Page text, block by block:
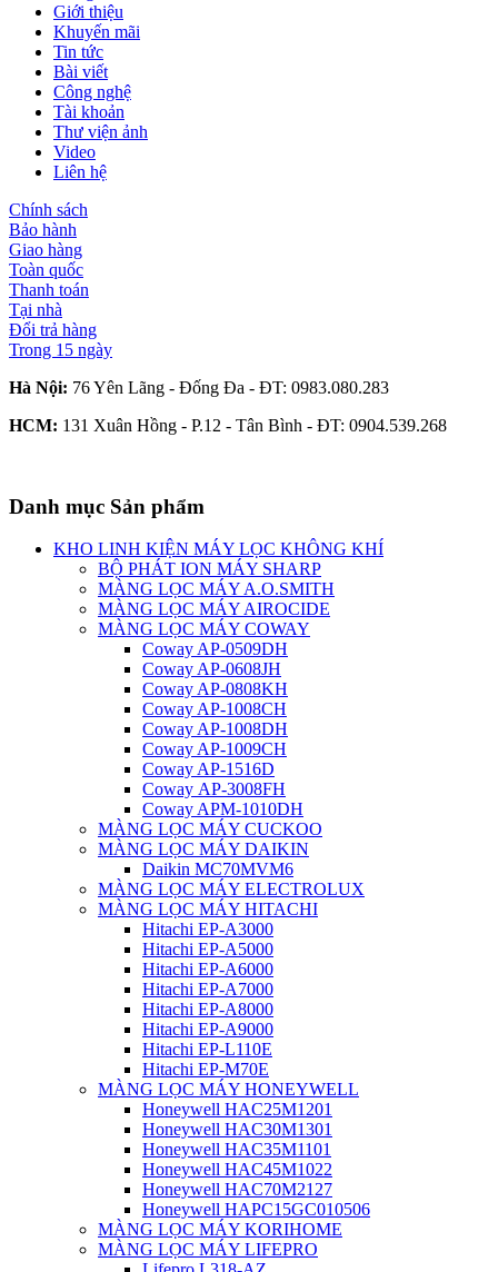
Giới thiệu
Khuyến mãi
Tin tức
Bài viết
Công nghệ
Tài khoản
Thư viện ảnh
Video
Liên hệ
Chính sách
Bảo hành
Giao hàng
Toàn quốc
Thanh toán
Tại nhà
Đổi trả hàng
Trong 15 ngày
Hà Nội: 76 Yên Lãng - Đống Đa - ĐT: 0983.080.283
HCM: 131 Xuân Hồng - P.12 - Tân Bình - ĐT: 0904.539.268
Danh mục Sản phẩm
KHO LINH KIỆN MÁY LỌC KHÔNG KHÍ
BỘ PHÁT ION MÁY SHARP
MÀNG LỌC MÁY A.O.SMITH
MÀNG LỌC MÁY AIROCIDE
MÀNG LỌC MÁY COWAY
Coway AP-0509DH
Coway AP-0608JH
Coway AP-0808KH
Coway AP-1008CH
Coway AP-1008DH
Coway AP-1009CH
Coway AP-1516D
Coway AP-3008FH
Coway APM-1010DH
MÀNG LỌC MÁY CUCKOO
MÀNG LỌC MÁY DAIKIN
Daikin MC70MVM6
MÀNG LỌC MÁY ELECTROLUX
MÀNG LỌC MÁY HITACHI
Hitachi EP-A3000
Hitachi EP-A5000
Hitachi EP-A6000
Hitachi EP-A7000
Hitachi EP-A8000
Hitachi EP-A9000
Hitachi EP-L110E
Hitachi EP-M70E
MÀNG LỌC MÁY HONEYWELL
Honeywell HAC25M1201
Honeywell HAC30M1301
Honeywell HAC35M1101
Honeywell HAC45M1022
Honeywell HAC70M2127
Honeywell HAPC15GC010506
MÀNG LỌC MÁY KORIHOME
MÀNG LỌC MÁY LIFEPRO